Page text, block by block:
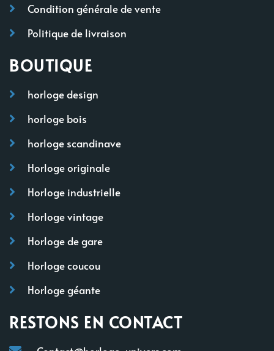
Condition générale de vente
Politique de livraison
BOUTIQUE
horloge design
horloge bois
horloge scandinave
Horloge originale
Horloge industrielle
Horloge vintage
Horloge de gare
Horloge coucou
Horloge géante
RESTONS EN CONTACT